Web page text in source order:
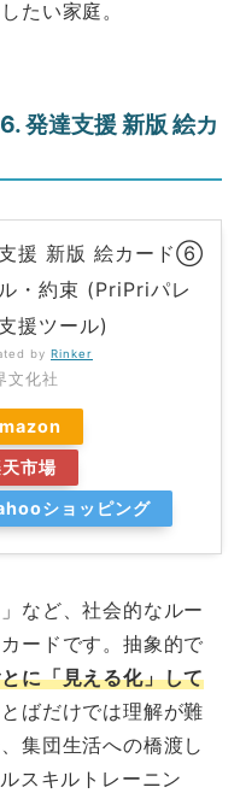
たい家庭。
発達支援 新版 絵カ
援 新版 絵カード⑥
・約束 (PriPriパレ
援ツール)
by Rinker
文化社
市場
ショッピング
など、社会的なルー
ードです。抽象的で
に「見える化」して
ばだけでは理解が難
集団生活への橋渡し
スキルトレーニン